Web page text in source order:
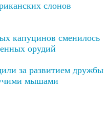
слонов
капуцинов сменилось
орудий
за развитием дружбы
мышами